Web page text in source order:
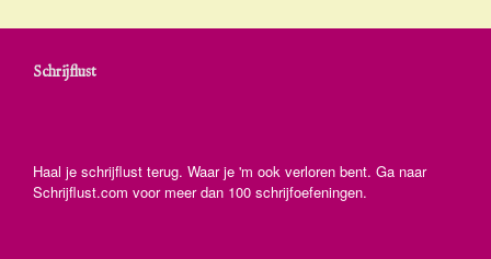
Schrijflust
Haal je schrijflust terug. Waar je 'm ook verloren bent. Ga naar
Schrijflust.com voor meer dan 100 schrijfoefeningen.